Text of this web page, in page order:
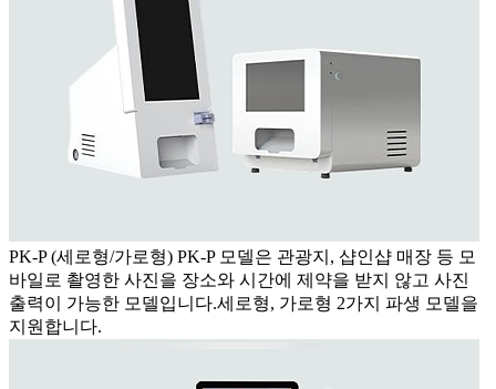
PK-P (세로형/가로형) PK-P 모델은 관광지, 샵인샵 매장 등 모
바일로 촬영한 사진을 장소와 시간에 제약을 받지 않고 사진
출력이 가능한 모델입니다.세로형, 가로형 2가지 파생 모델을
지원합니다.